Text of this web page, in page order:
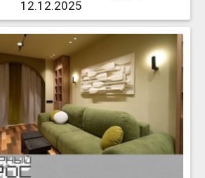
12.12.2025